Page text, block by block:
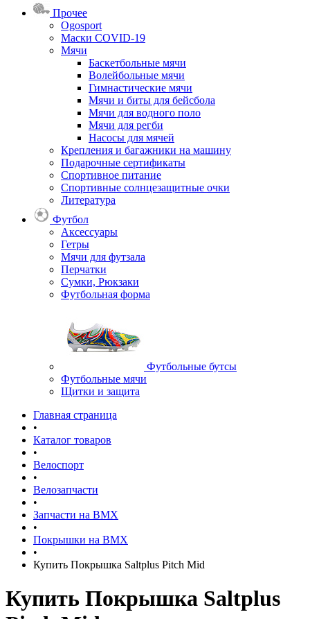
Прочее
Ogosport
Маски COVID-19
Мячи
Баскетбольные мячи
Волейбольные мячи
Гимнастические мячи
Мячи и биты для бейсбола
Мячи для водного поло
Мячи для регби
Насосы для мячей
Крепления и багажники на машину
Подарочные сертификаты
Спортивное питание
Спортивные солнцезащитные очки
Литература
Футбол
Аксессуары
Гетры
Мячи для футзала
Перчатки
Сумки, Рюкзаки
Футбольная форма
Футбольные бутсы
Футбольные мячи
Щитки и защита
Главная страница
•
Каталог товаров
•
Велоспорт
•
Велозапчасти
•
Запчасти на BMX
•
Покрышки на BMX
•
Купить Покрышка Saltplus Pitch Mid
Купить Покрышка Saltplus